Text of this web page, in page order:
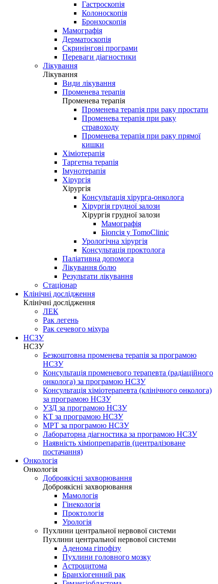
Гастроскопія
Колоноскопія
Бронхоскопія
Мамографія
Дерматоскопія
Скринінгові програми
Переваги діагностики
Лікування
Лікування
Види лікування
Променева терапія
Променева терапія
Променева терапія при раку простати
Променева терапія при раку
стравоходу
Променева терапія при раку прямої
кишки
Хіміотерапія
Таргетна терапія
Імунотерапія
Хірургія
Хірургія
Консультація хірурга-онколога
Хірургія грудної залози
Хірургія грудної залози
Мамографія
Біопсія у TomoClinic
Урологічна хірургія
Консультація проктолога
Паліативна допомога
Лікування болю
Результати лікування
Стаціонар
Клінічні дослідження
Клінічні дослідження
ЛЕК
Рак легень
Рак сечевого міхура
НСЗУ
НСЗУ
Безкоштовна променева терапія за програмою
НСЗУ
Консультація променевого терапевта (радіаційного
онколога) за програмою НСЗУ
Консультація хіміотерапевта (клінічного онколога)
за програмою НСЗУ
УЗД за програмою НСЗУ
КТ за програмою НСЗУ
МРТ за програмою НСЗУ
Лабораторна діагностика за програмою НСЗУ
Наявність хіміопрепаратів (централізоване
постачання)
Онкологія
Онкологія
Доброякісні захворювання
Доброякісні захворювання
Мамологія
Гінекологія
Проктологія
Урологія
Пухлини центральної нервової системи
Пухлини центральної нервової системи
Аденома гіпофізу
Пухлини головного мозку
Астроцитома
Бранхіогенний рак